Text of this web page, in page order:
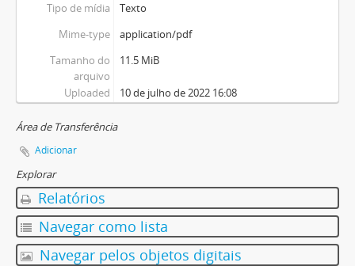
Tipo de mídia
Texto
Mime-type
application/pdf
Tamanho do
arquivo
11.5 MiB
Uploaded 10 de julho de 2022 16:08
Área de Transferência
Adicionar
Explorar
Relatórios
Navegar como lista
Navegar pelos objetos digitais